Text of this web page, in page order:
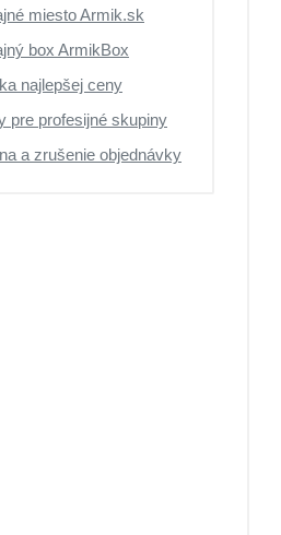
miesto Armik.sk
box ArmikBox
najlepšej ceny
pre profesijné skupiny
a zrušenie objednávky